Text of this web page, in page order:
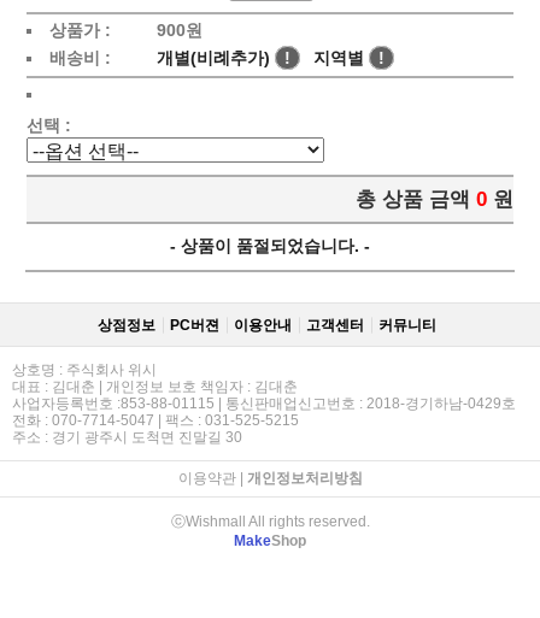
상품가 :
900원
배송비 :
개별(비례추가) ! 지역별 !
선택 :
총 상품 금액 0 원
- 상품이 품절되었습니다. -
상점정보 PC버젼 이용안내 고객센터 커뮤니티
상호명 : 주식회사 위시
대표 : 김대춘 | 개인정보 보호 책임자 : 김대춘
사업자등록번호 :853-88-01115 | 통신판매업신고번호 : 2018-경기하남-0429호
전화 : 070-7714-5047 | 팩스 : 031-525-5215
주소 : 경기 광주시 도척면 진말길 30
이용약관| 개인정보처리방침
ⓒWishmall All rights reserved.
MakeShop